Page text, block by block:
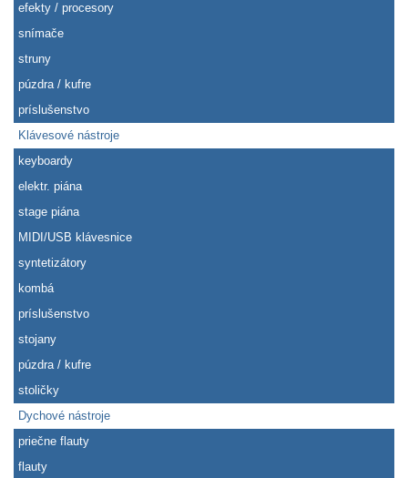
efekty / procesory
snímače
struny
púzdra / kufre
príslušenstvo
Klávesové nástroje
keyboardy
elektr. piána
stage piána
MIDI/USB klávesnice
syntetizátory
kombá
príslušenstvo
stojany
púzdra / kufre
stoličky
Dychové nástroje
priečne flauty
flauty